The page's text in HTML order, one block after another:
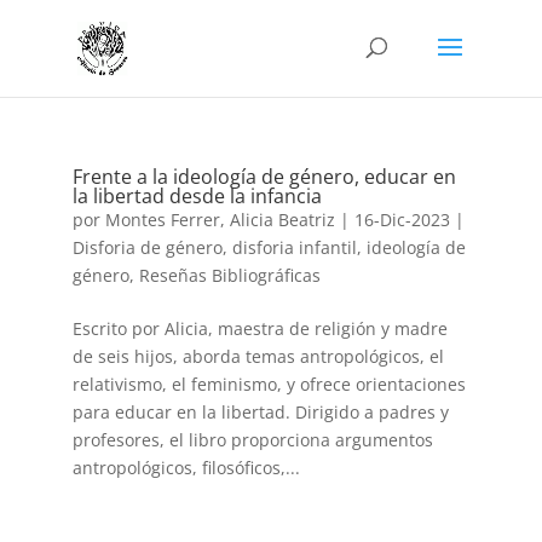
Frente a la ideología de género, educar en
la libertad desde la infancia
por Montes Ferrer, Alicia Beatriz | 16-Dic-2023 |
Disforia de género, disforia infantil, ideología de
género, Reseñas Bibliográficas
Escrito por Alicia, maestra de religión y madre
de seis hijos, aborda temas antropológicos, el
relativismo, el feminismo, y ofrece orientaciones
para educar en la libertad. Dirigido a padres y
profesores, el libro proporciona argumentos
antropológicos, filosóficos,...